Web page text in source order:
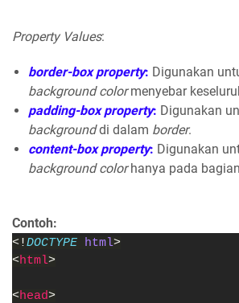
Property Values:
border-box property: Digunakan
background colormenyebar
padding-box property: Digunakan
backgrounddi dalam border.
content-box property: Digunakan
background colorhanya pada
Contoh:
<!DOCTYPE html>
<html>
<head>